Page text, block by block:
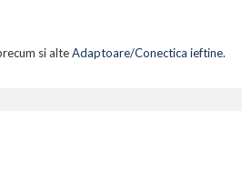
si alteAdaptoare/Conectica ieftine.